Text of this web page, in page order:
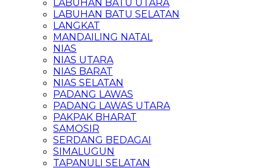
LABUHAN BATU UTARA
LABUHAN BATU SELATAN
LANGKAT
MANDAILING NATAL
NIAS
NIAS UTARA
NIAS BARAT
NIAS SELATAN
PADANG LAWAS
PADANG LAWAS UTARA
PAKPAK BHARAT
SAMOSIR
SERDANG BEDAGAI
SIMALUGUN
TAPANULI SELATAN